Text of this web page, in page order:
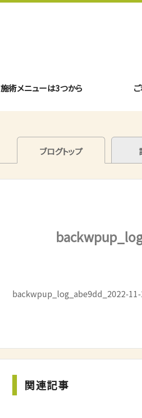
施術メニューは3つから
ブログトップ
backwpup_log_abe9dd_2022-
関連記事